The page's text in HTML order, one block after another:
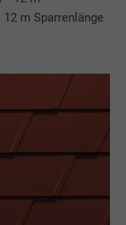
12 m Sparrenlänge